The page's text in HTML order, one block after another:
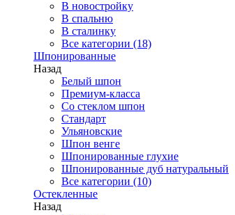
В новостройку
В спальню
В сталинку
Все категории (18)
Шпонированные
Назад
Белый шпон
Премиум-класса
Со стеклом шпон
Стандарт
Ульяновские
Шпон венге
Шпонированные глухие
Шпонированные дуб натуральный
Все категории (10)
Остекленные
Назад